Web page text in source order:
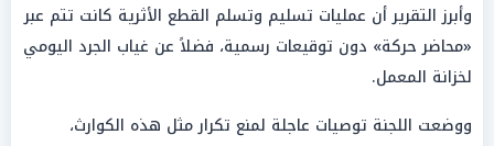
وأبرز التقرير أن عمليات تسليم وتسلم القطع الأثرية كانت تتم عبر
«محاضر حركة» دون توقيعات رسمية، فضلاً عن غياب الجرد اليومي
لخزانة المعمل.
ووضعت اللجنة توصيات عاجلة لمنع تكرار مثل هذه الكوارث،